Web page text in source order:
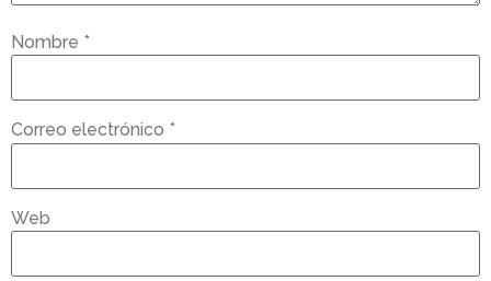
Nombre *
Correo electrónico *
Web